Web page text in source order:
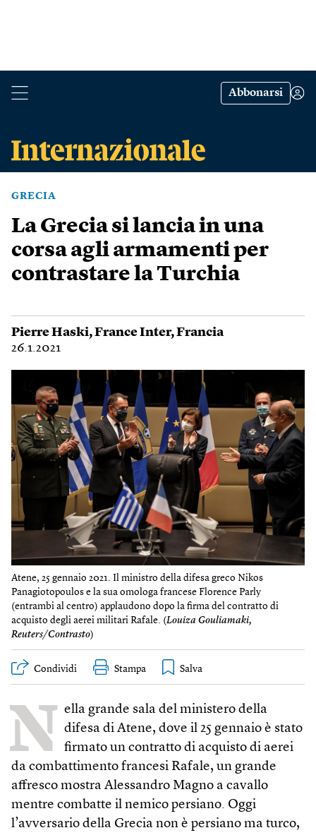
Abbonarsi
GRECIA
La Grecia si lancia in una
corsa agli armamenti per
contrastare la Turchia
Pierre Haski,France Inter,Francia
26.1.2021
Atene, 25 gennaio 2021. Il ministro della difesa greco Nikos
Panagiotopoulos e la sua omologa francese Florence Parly
(entrambi al centro) applaudono dopo la firma del contratto di
acquisto degli aerei militari Rafale. (Louiza Gouliamaki,
Reuters/Contrasto)
Condividi Stampa
N ella grande sala del ministero della
difesa di Atene, dove il 25 gennaio è stato
firmato un contratto di acquisto di aerei
da combattimento francesi Rafale, un grande
affresco mostra Alessandro Magno a cavallo
mentre combatte il nemico persiano. Oggi
l’avversario della Grecia non è persiano ma turco,